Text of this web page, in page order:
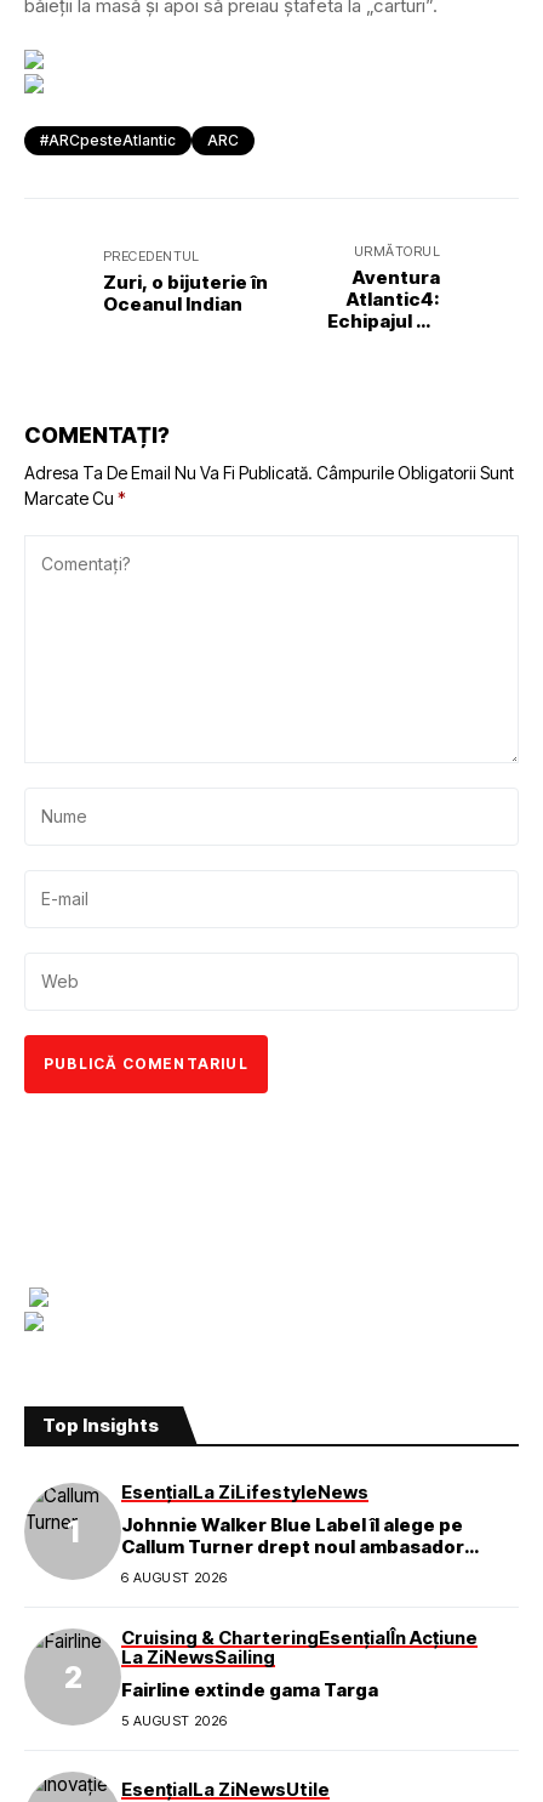
băieții la masă și apoi să preiau ștafeta la „carturi”.
#ARCpesteAtlantic ARC
PRECEDENTUL
Zuri, o bijuterie în
Oceanul Indian
URMĂTORUL
Aventura
Atlantic4:
Echipajul de
COMENTAȚI?
Adresa Ta De Email Nu Va Fi Publicată. Câmpurile Obligatorii Sunt
Marcate Cu *
Top Insights
EsențialLa ZiLifestyleNews
Johnnie Walker Blue Label îl alege pe
Callum Turner drept noul ambasador
global al mărcii
6 AUGUST 2026
Cruising & CharteringEsențialÎn Acțiune
La ZiNewsSailing
Fairline extinde gama Targa
5 AUGUST 2026
EsențialLa ZiNewsUtile